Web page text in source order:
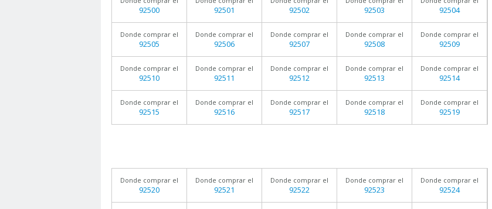
92500 92501 92502 92503 92504
Donde comprar el
92505
Donde comprar el
92506
Donde comprar el
92507
Donde comprar el
92508
Donde comprar el
92509
Donde comprar el
92510
Donde comprar el
92511
Donde comprar el
92512
Donde comprar el
92513
Donde comprar el
92514
Donde comprar el
92515
Donde comprar el
92516
Donde comprar el
92517
Donde comprar el
92518
Donde comprar el
92519
Donde comprar el
92520
Donde comprar el
92521
Donde comprar el
92522
Donde comprar el
92523
Donde comprar el
92524